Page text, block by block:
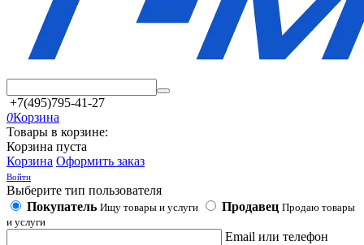
+7(495)795-41-27
0Корзина
Товары в корзине:
Корзина пуста
Корзина Оформить заказ
Войти
Выберите тип пользователя
Покупатель Ищу товары и услуги Продавец Продаю товары
и услуги
Email или телефон